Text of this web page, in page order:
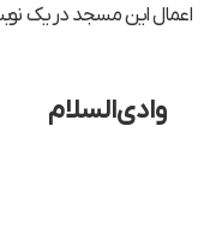
اعمال این مسجد در یک
وادی‌السلام